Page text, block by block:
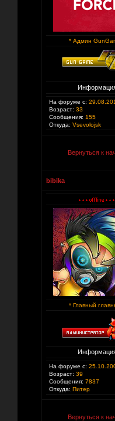
* Админ
На форуме с:
Возраст: 33
Сообщения: 155
Откуда: Vsevolojsk
Вернуться к
bibika
* Главный
На форуме с:
Возраст: 39
Сообщения: 7837
Откуда: Питер
Вернуться к